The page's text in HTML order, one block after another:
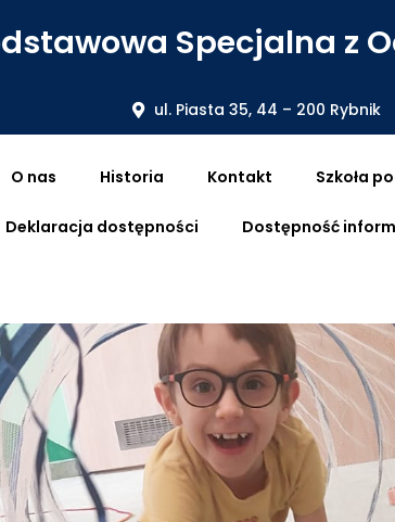
Specjalna z
ul. Piasta 35, 44 – 200 Rybnik
O nas Historia Kontakt Szkoła
Deklaracja dostępności Dostępność